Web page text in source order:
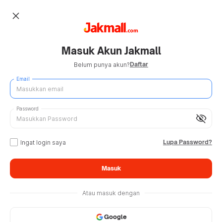
close
Masuk Akun Jakmall
Belum punya akun?Daftar
Email
visibility_off
Password
Ingat login saya Lupa Password?
Masuk
Atau masuk dengan
Google